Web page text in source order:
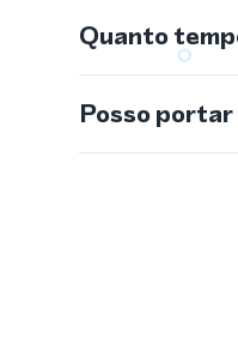
Quanto
Posso